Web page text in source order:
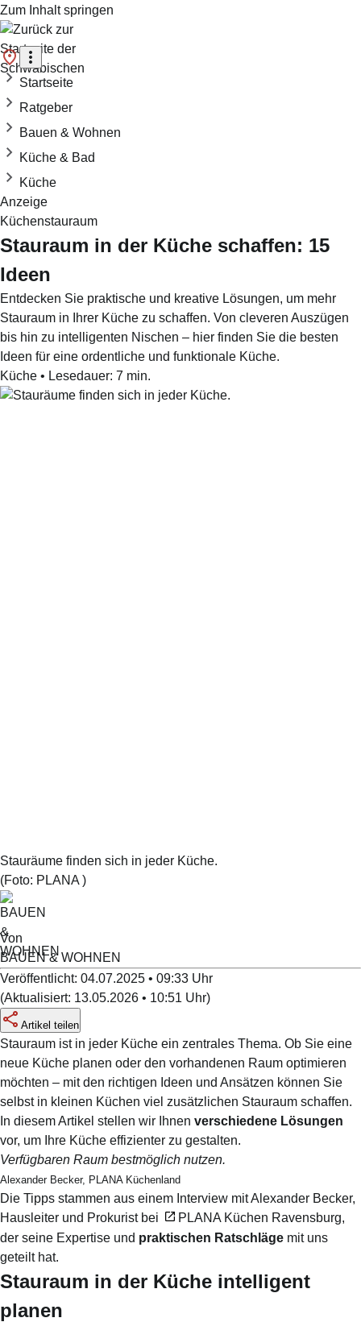
Zum Inhalt springen
Startseite
Ratgeber
Bauen & Wohnen
Küche & Bad
Küche
Anzeige
Küchenstauraum
Stauraum in der Küche schaffen: 15
Ideen
Entdecken Sie praktische und kreative Lösungen, um mehr
Stauraum in Ihrer Küche zu schaffen. Von cleveren Auszügen
bis hin zu intelligenten Nischen – hier finden Sie die besten
Ideen für eine ordentliche und funktionale Küche.
Küche • Lesedauer: 7 min.
Stauräume finden sich in jeder Küche.
(Foto: PLANA )
Von
BAUEN & WOHNEN
Veröffentlicht: 04.07.2025 • 09:33 Uhr
(Aktualisiert: 13.05.2026 • 10:51 Uhr)
Artikel teilen
Stauraum ist in jeder Küche ein zentrales Thema. Ob Sie eine
neue Küche planen oder den vorhandenen Raum optimieren
möchten – mit den richtigen Ideen und Ansätzen können Sie
selbst in kleinen Küchen viel zusätzlichen Stauraum schaffen.
In diesem Artikel stellen wir Ihnen verschiedene Lösungen
vor, um Ihre Küche effizienter zu gestalten.
Verfügbaren Raum bestmöglich nutzen.
Alexander Becker, PLANA Küchenland
Die Tipps stammen aus einem Interview mit Alexander Becker,
Hausleiter und Prokurist bei
PLANA Küchen Ravensburg,
der seine Expertise und praktischen Ratschläge mit uns
geteilt hat.
Stauraum in der Küche intelligent
planen